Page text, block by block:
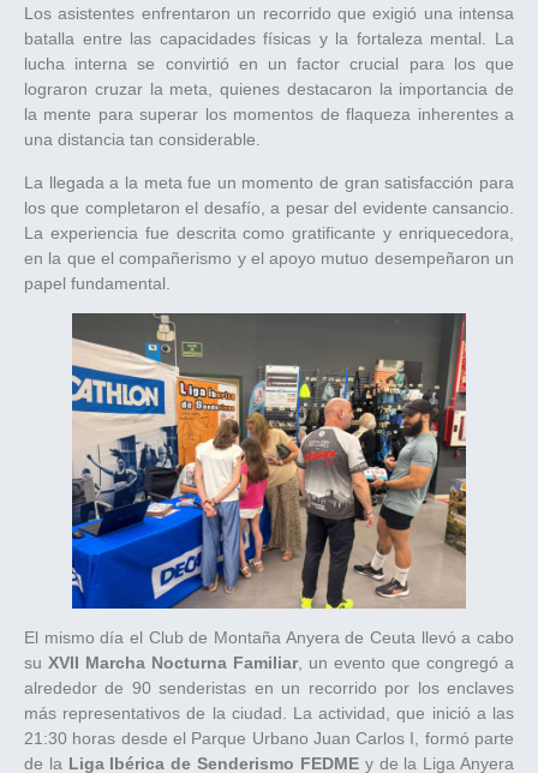
Los asistentes enfrentaron un recorrido que exigió una intensa
batalla entre las capacidades físicas y la fortaleza mental. La
lucha interna se convirtió en un factor crucial para los que
lograron cruzar la meta, quienes destacaron la importancia de
la mente para superar los momentos de flaqueza inherentes a
una distancia tan considerable.
La llegada a la meta fue un momento de gran satisfacción para
los que completaron el desafío, a pesar del evidente cansancio.
La experiencia fue descrita como gratificante y enriquecedora,
en la que el compañerismo y el apoyo mutuo desempeñaron un
papel fundamental.
El mismo día el Club de Montaña Anyera de Ceuta llevó a cabo
su XVII Marcha Nocturna Familiar, un evento que congregó a
alrededor de 90 senderistas en un recorrido por los enclaves
más representativos de la ciudad. La actividad, que inició a las
21:30 horas desde el Parque Urbano Juan Carlos I, formó parte
de la Liga Ibérica de Senderismo FEDMEy de la Liga Anyera